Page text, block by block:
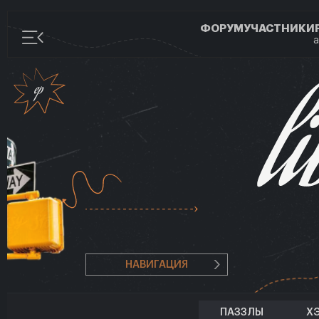
ФОРУМУЧАСТНИКИ
НАВИГАЦИЯ
ПАЗЗЛЫ